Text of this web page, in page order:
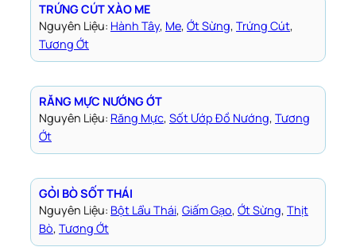
TRỨNG CÚT XÀO ME
Nguyên Liệu: Hành Tây, Me, Ớt Sừng, Trứng Cút
Tương Ớt
RĂNG MỰC NƯỚNG ỚT
Nguyên Liệu: Răng Mực, Sốt Ướp Đồ Nướng, Tương
Ớt
GỎI BÒ SỐT THÁI
Nguyên Liệu: Bột Lẩu Thái, Giấm Gạo, Ớt Sừng, Thịt
Bò, Tương Ớt